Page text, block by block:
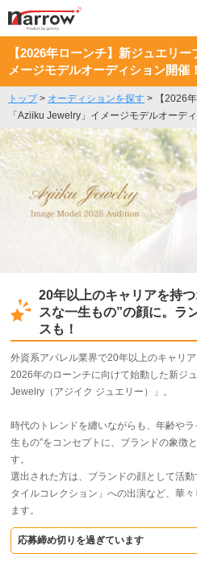
【2026年ローンチ】新ジュエリ
メージモデルオーディション開催！
トップ> オーディションを探す >
【2026
「Aziiku Jewelry」イメージモデルオーデ
20年以上のキャリアを持
スな一生もの”の顔に。ラ
スも！
外資系アパレル業界で20年以上のキャリア
2026年のローンチに向けて始動した新ジ
Jewelry（アジイク ジュエリー）」。
時代のトレンドを纏いながらも、年齢や
生もの”をコンセプトに、ブランドの象徴
す。
選出された方は、ブランドの顔として活
タイルコレクション」への出演など、華
ます。
応募締め切りを過ぎています